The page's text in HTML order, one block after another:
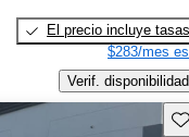
El precio incluye tasas
$283/mes
Verif. disponibilidad